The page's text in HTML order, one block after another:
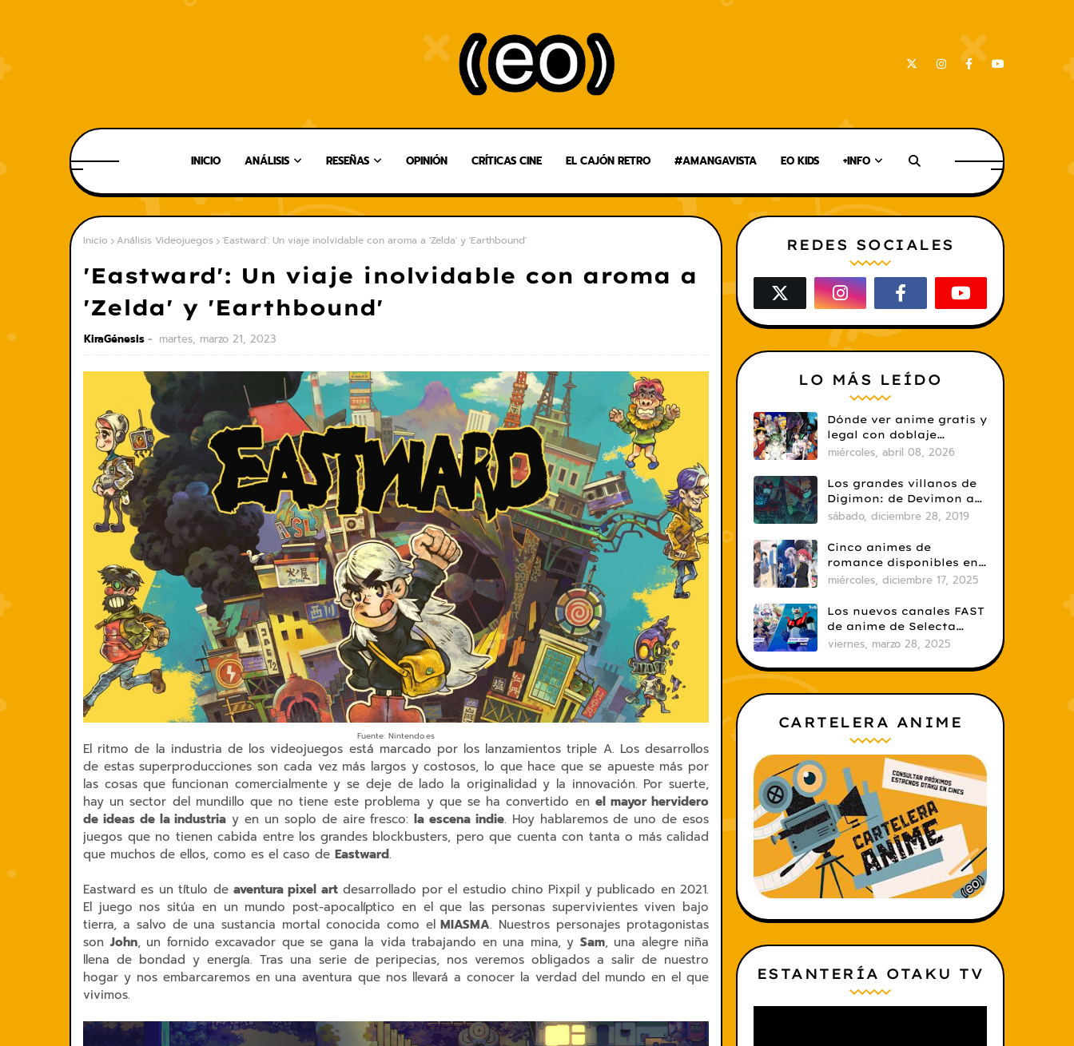
INICIO ANÁLISIS RESEÑAS OPINIÓN CRÍTICAS CINE EL CAJÓN RETRO #AMANGAVISTA EO KIDS +INFO
Inicio Análisis Videojuegos 'Eastward': Un viaje inolvidable con aroma a 'Zelda' y 'Earthbound'
'Eastward': Un viaje inolvidable con aroma a
'Zelda' y 'Earthbound'
KiraGénesis martes, marzo 21, 2023
Fuente: Nintendo.es
El ritmo de la industria de los videojuegos está marcado por los lanzamientos triple A. Los desarrollos
de estas superproducciones son cada vez más largos y costosos, lo que hace que se apueste más por
las cosas que funcionan comercialmente y se deje de lado la originalidad y la innovación. Por suerte,
hay un sector del mundillo que no tiene este problema y que se ha convertido en el mayor hervidero
de ideas de la industria y en un soplo de aire fresco:la escena indie. Hoy hablaremos de uno de esos
juegos que no tienen cabida entre los grandes blockbusters, pero que cuenta con tanta o más calidad
que muchos de ellos, como es el caso de Eastward.
Eastward es un título deaventura pixel artdesarrollado por el estudio chino Pixpil y publicado en 2021.
El juego nos sitúa en un mundo post-apocalíptico en el que las personas supervivientes viven bajo
tierra, a salvo de una sustancia mortal conocida como elMIASMA. Nuestros personajes protagonistas
son John, un fornido excavador que se gana la vida trabajando en una mina, y Sam, una alegre niña
llena de bondad y energía. Tras una serie de peripecias, nos veremos obligados a salir de nuestro
hogar y nos embarcaremos en una aventura que nos llevará a conocer la verdad del mundo en el que
vivimos.
REDES SOCIALES
LO MÁS LEÍDO
Dónde ver anime gratis y
legal con doblaje
castellano en 2026
miércoles, abril 08, 2026
Los grandes villanos de
Digimon: de Devimon a
Digimon Emperador
sábado, diciembre 28, 2019
Cinco animes de
romance disponibles en
Crunchyroll
miércoles, diciembre 17, 2025
Los nuevos canales FAST
de anime de Selecta
Visión: un salto
viernes, marzo 28, 2025
CARTELERA ANIME
ESTANTERÍA OTAKU TV